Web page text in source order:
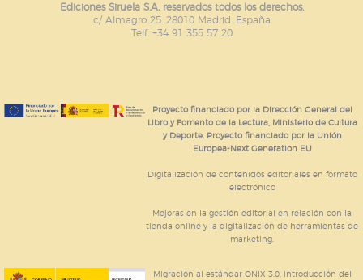
Ediciones Siruela S.A. reservados todos los derechos.
c/ Almagro 25. 28010 Madrid. España
Telf. +34 91 355 57 20
Proyecto financiado por la Dirección General del
Libro y Fomento de la Lectura, Ministerio de Cultura
y Deporte. Proyecto financiado por la Unión
Europea-Next Generation EU
Digitalización de contenidos editoriales en formato
electrónico
Mejoras en la gestión editorial en relación con la
tienda online y la digitalización de herramientas de
marketing.
Migración al estándar ONIX 3.0; introducción del